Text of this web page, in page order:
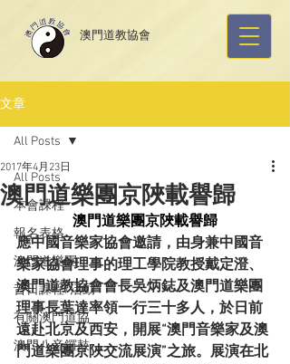
​澳門道教協會
文章
All Posts
本會課程
報名表格
澳門道樂團
昔日課程/活動
有關澳門道協
澳門八音鑼鼓
All Posts
澳門道樂團京陜載譽歸
2017年4月23日
澳門道樂團京陜載譽歸
應中國音樂家協會邀請，由身兼中國音
樂家協會理事的理工學院教授戴定澄、
澳門道教協會會長吳炳鋕及澳門道樂團
理事長葉達率領一行三十多人，於日前
遠赴北京及西安，開展“澳門音樂家及澳
門道樂團京陜交流展演”之旅。展演在北